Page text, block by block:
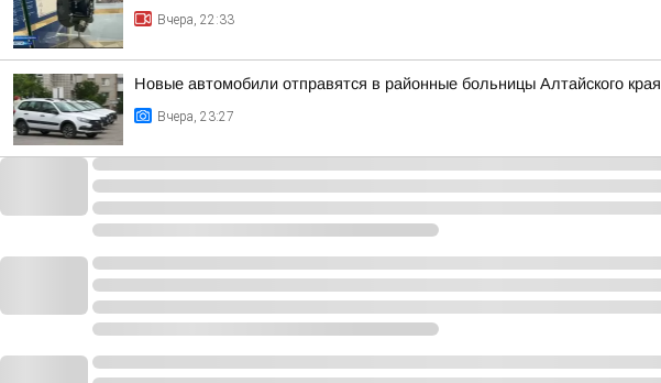
Вчера, 22:33
Новые автомобили отправятся в районные больницы Алтайского края
Вчера, 23:27